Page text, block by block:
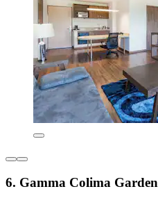
6. Gamma Colima Garden